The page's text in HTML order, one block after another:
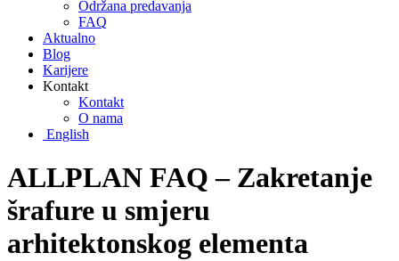
Održana predavanja
FAQ
Aktualno
Blog
Karijere
Kontakt
Kontakt
O nama
English
ALLPLAN FAQ – Zakretanje
šrafure u smjeru
arhitektonskog elementa